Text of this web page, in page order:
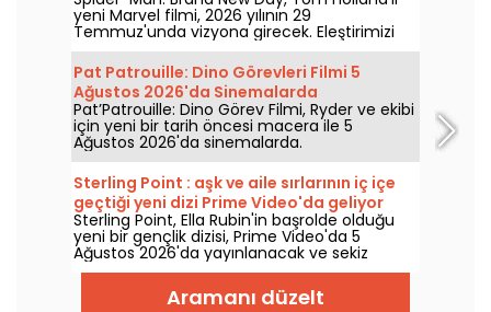
incelememiz
yeni Marvel filmi, 2026 yılının 29
Temmuz'unda vizyona girecek. Eleştirimizi
keşfedin!
Pat Patrouille: Dino Görevleri Filmi 5
Ağustos 2026'da Sinemalarda
Pat’Patrouille: Dino Görev Filmi, Ryder ve ekibi
için yeni bir tarih öncesi macera ile 5
Ağustos 2026'da sinemalarda.
Sterling Point : aşk ve aile sırlarının iç içe
geçtiği yeni dizi Prime Video'da geliyor
Sterling Point, Ella Rubin'in başrolde olduğu
yeni bir gençlik dizisi, Prime Video'da 5
Ağustos 2026'da yayınlanacak ve sekiz
bölümden oluşuyor.
Aramanı düzelt